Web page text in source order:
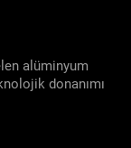
alüminyum
donanımı